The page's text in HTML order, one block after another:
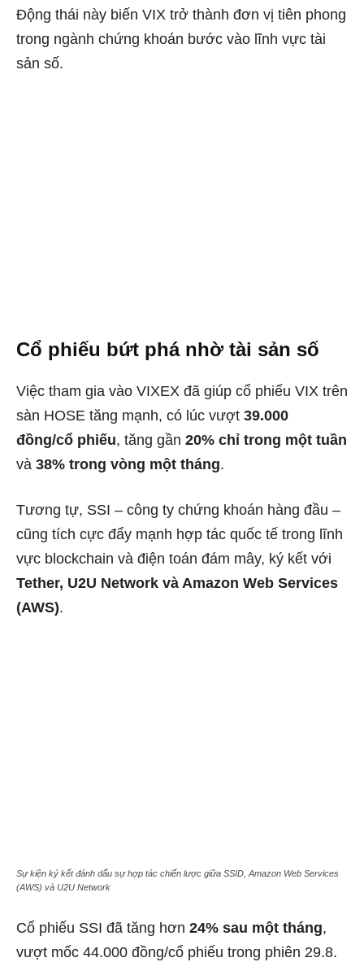
Động thái này biến VIX trở thành đơn vị tiên phong
trong ngành chứng khoán bước vào lĩnh vực tài
sản số.
Cổ phiếu bứt phá nhờ tài sản số
Việc tham gia vào VIXEX đã giúp cổ phiếu VIX trên
sàn HOSE tăng mạnh, có lúc vượt 39.000
đồng/cổ phiếu, tăng gần 20% chỉ trong một tuần
và 38% trong vòng một tháng.
Tương tự, SSI – công ty chứng khoán hàng đầu –
cũng tích cực đẩy mạnh hợp tác quốc tế trong lĩnh
vực blockchain và điện toán đám mây, ký kết với
Tether, U2U Network và Amazon Web Services
(AWS).
Sự kiện ký kết đánh dấu sự hợp tác chiến lược giữa SSID, Amazon Web Services
(AWS) và U2U Network
Cổ phiếu SSI đã tăng hơn 24% sau một tháng,
vượt mốc 44.000 đồng/cổ phiếu trong phiên 29.8.